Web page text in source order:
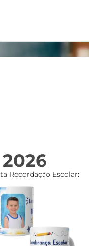
2026
Recordação Escolar: